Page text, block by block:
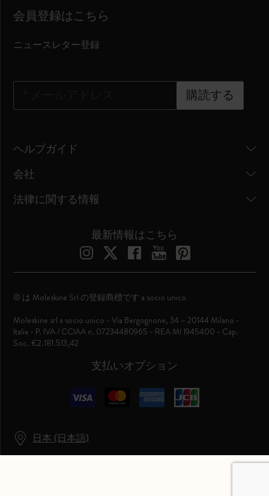
会員登録はこちら
ニュースレター登録
購読する
ヘルプガイド
会社
法律に関する情報
最新情報はこちら
日本 (日本語)
支払いオプション
© は Moleskine Srl の登録商標です a socio unico
Moleskine srl a socio unico - Via Bergognone, 34 – 20144 Milano -
Italia - P. IVA / CCIAA n. 07234480965 - REA MI 1945400 - Cap.
Soc. €2.181.513,42